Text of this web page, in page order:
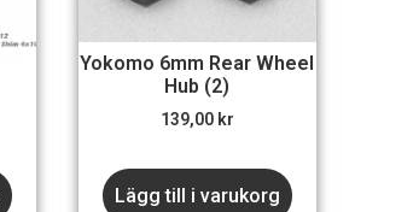
Yokomo 6mm Rear Wheel
Hub (2)
139,00 kr
Lägg till i varukorg